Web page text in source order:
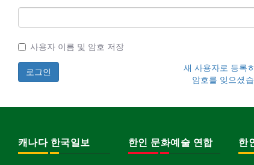
사용자 이름 및 암호 저장
새 사용자로 등록
암호를 잊으셨
캐나다 한국일보 한인 문화예술 연합 한